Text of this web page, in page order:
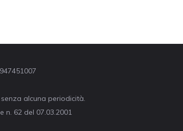
alcuna periodicità.
62 del 07.03.2001